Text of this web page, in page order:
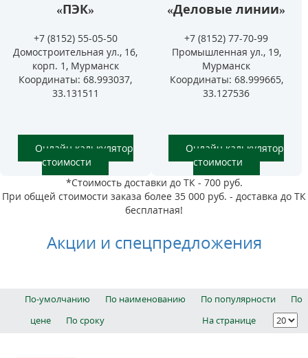
«ПЭК»
+7 (8152) 55-05-50
Домостроительная ул., 16,
корп. 1, Мурманск
Координаты: 68.993037,
33.131511
Онлайн калькулятор
стоимости
«Деловые линии»
+7 (8152) 77-70-99
Промышленная ул., 19,
Мурманск
Координаты: 68.999665,
33.127536
Онлайн калькулятор
стоимости
*Стоимость доставки до ТК - 700 руб.
При общей стоимости заказа более 35 000 руб. - доставка до ТК
бесплатная!
Акции и спецпредложения
По-умолчанию По наименованию По популярности
По
цене
По сроку На странице